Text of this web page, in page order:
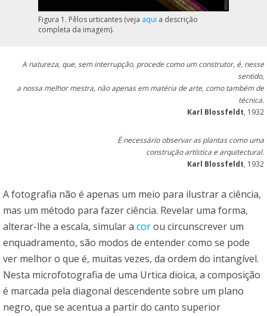
Figura 1. Pêlos urticantes (veja aqui a descrição
completa da imagem).
A natureza, que, sem interrupção, procede como um construtor, é, nesse
sentido,
a nossa melhor mestra, não apenas em matéria de arte, como também de
técnica.
Karl Blossfeldt, 1932
É necessário observar as plantas como uma
construção artística e arquitectural.
Karl Blossfeldt, 1932
A fotografia não é apenas um meio para ilustrar a ciência,
mas um método para fazer ciência. Revelar uma forma,
alterar-lhe a escala, simular a corou circunscrever um
enquadramento, são modos de entender como se pode
ver melhor o que é, muitas vezes, da ordem do intangível.
Nesta microfotografia de uma Urtica dioica, a composição
é marcada pela diagonal descendente sobre um plano
negro, que se acentua a partir do canto superior